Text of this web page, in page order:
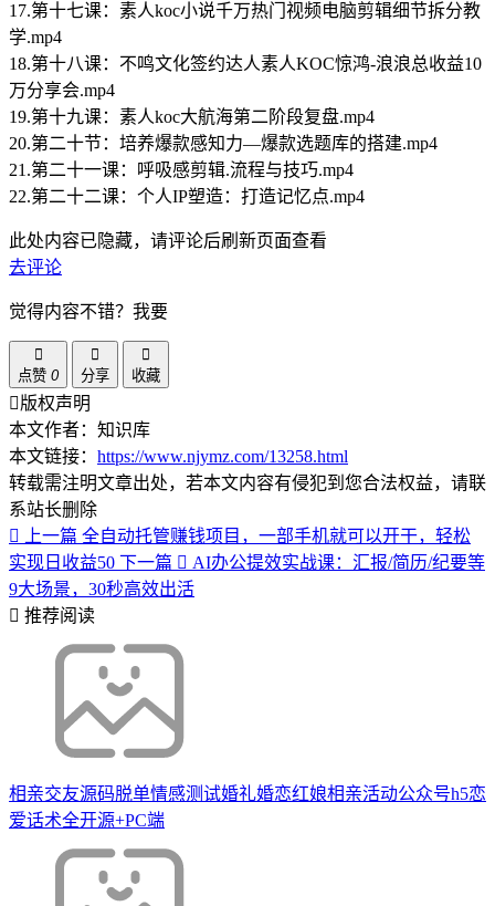
17.第十七课：素人koc小说千万热门视频电脑剪辑细节拆分教
学.mp4
18.第十八课：不鸣文化签约达人素人KOC惊鸿-浪浪总收益10
万分享会.mp4
19.第十九课：素人koc大航海第二阶段复盘.mp4
20.第二十节：培养爆款感知力—爆款选题库的搭建.mp4
21.第二十一课：呼吸感剪辑.流程与技巧.mp4
22.第二十二课：个人IP塑造：打造记忆点.mp4
此处内容已隐藏，请评论后刷新页面查看
去评论
觉得内容不错？我要
点赞 0 分享 收藏
版权声明
本文作者：知识库
本文链接： https://www.njymz.com/13258.html
转载需注明文章出处，若本文内容有侵犯到您合法权益，请联
系站长删除
上一篇 全自动托管赚钱项目，一部手机就可以开干，轻松
实现日收益50 下一篇
AI办公提效实战课：汇报/简历/纪要等
9大场景，30秒高效出活
推荐阅读
相亲交友源码脱单情感测试婚礼婚恋红娘相亲活动公众号h5恋
爱话术全开源+PC端